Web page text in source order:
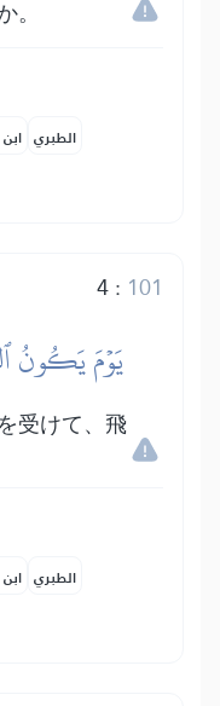
。
الطبري
4: 101
يَوۡمَ يَكُونُ
受けて、飛
الطبري